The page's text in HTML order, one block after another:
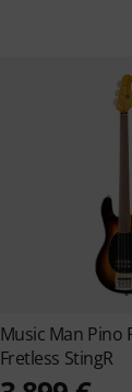
Music Man Pino
Fretless StingR